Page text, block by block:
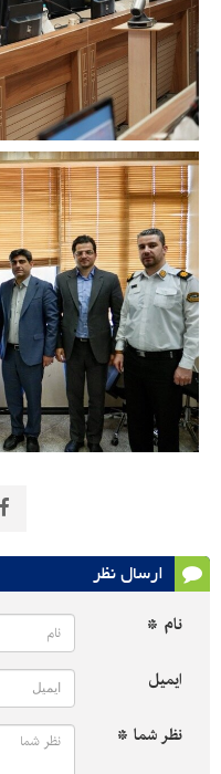
ارسال نظر
نام *
ایمیل
نظر شما *